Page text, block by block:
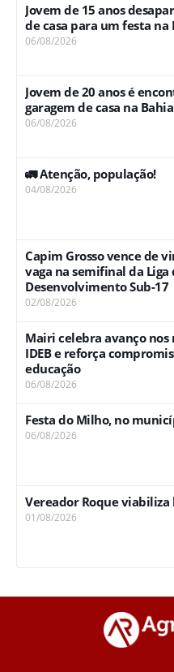
Jovem de 15 anos
de casa para um festa na
06/08/2026
Jovem de 20 anos é
garagem de casa na Bahia
06/08/2026
🚛 Atenção, população!
04/08/2026
Capim Grosso vence de
vaga na semifinal da Liga
Desenvolvimento Sub-17
02/08/2026
Mairi celebra avanço nos
IDEB e reforça
educação
06/08/2026
Festa do Milho, no
06/08/2026
Vereador Roque viabiliza
01/08/2026